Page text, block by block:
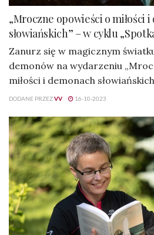
„Mroczne opowieści o miłości
słowiańskich” – w cyklu
Zanurz się w magicznym
demonów na wydarzeniu
miłości i demonach
DODANE PRZEZVV 16-10-2023